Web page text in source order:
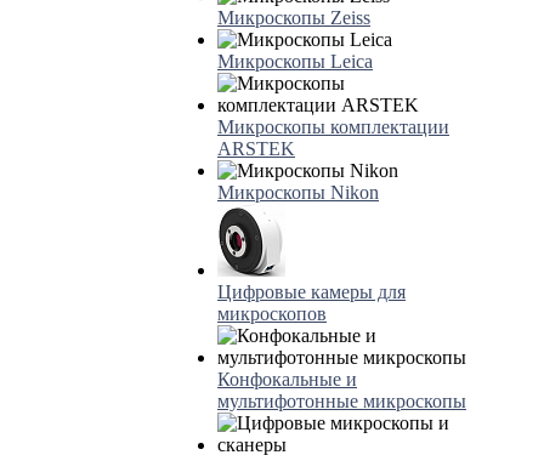
Микроскопы Zeiss
Микроскопы Leica
Микроскопы комплектации
ARSTEK
Микроскопы Nikon
Цифровые камеры для
микроскопов
Конфокальные и
мультифотонные микроскопы